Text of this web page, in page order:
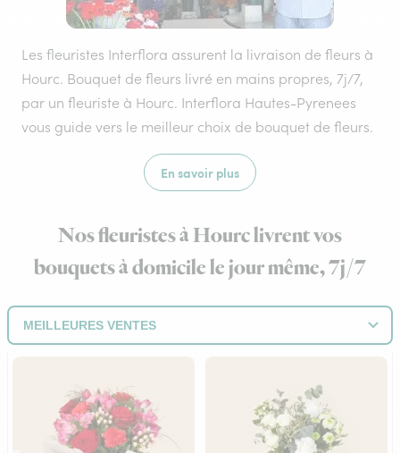
Les fleuristes Interflora assurent la livraison de fleurs à
Hourc. Bouquet de fleurs livré en mains propres, 7j/7,
par un fleuriste à Hourc. Interflora Hautes-Pyrenees
vous guide vers le meilleur choix de bouquet de fleurs.
En savoir plus
Nos fleuristes à Hourc livrent vos
bouquets à domicile le jour même, 7j/7